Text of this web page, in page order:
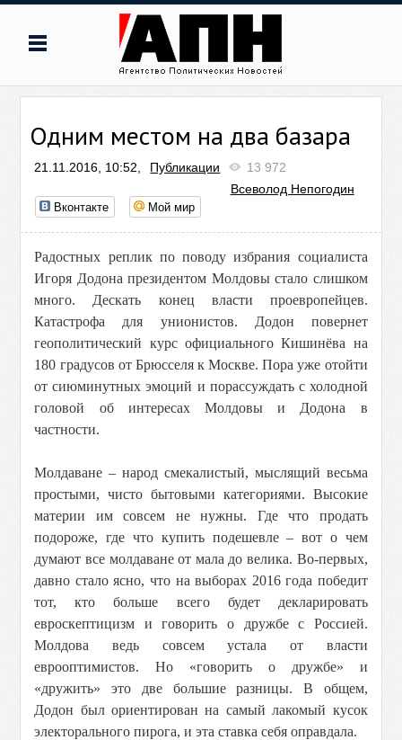
Одним местом на два базара
21.11.2016, 10:52, Публикации
13 972
Всеволод Непогодин
Вконтакте Мой мир
Радостных реплик по поводу избрания социалиста
Игоря Додона президентом Молдовы стало слишком
много. Дескать конец власти проевропейцев.
Катастрофа для унионистов. Додон повернет
геополитический курс официального Кишинёва на
180 градусов от Брюсселя к Москве. Пора уже отойти
от сиюминутных эмоций и порассуждать с холодной
головой об интересах Молдовы и Додона в
частности.
Молдаване – народ смекалистый, мыслящий весьма
простыми, чисто бытовыми категориями. Высокие
материи им совсем не нужны. Где что продать
подороже, где что купить подешевле – вот о чем
думают все молдаване от мала до велика. Во-первых,
давно стало ясно, что на выборах 2016 года победит
тот, кто больше всего будет декларировать
евроскептицизм и говорить о дружбе с Россией.
Молдова ведь совсем устала от власти
еврооптимистов. Но «говорить о дружбе» и
«дружить» это две большие разницы. В общем,
Додон был ориентирован на самый лакомый кусок
электорального пирога, и эта ставка себя оправдала.